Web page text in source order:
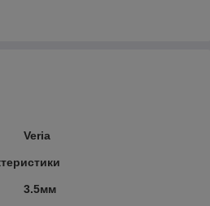
Veria
3.5мм